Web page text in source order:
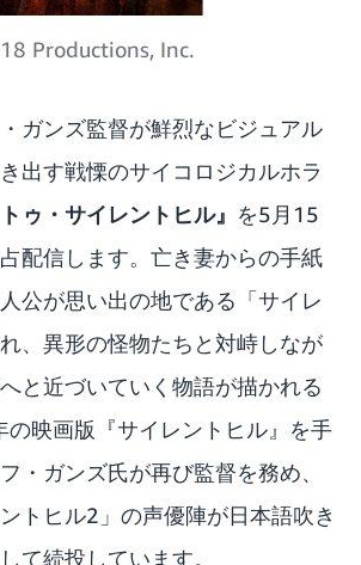
Productions, Inc.
ガンズ監督が鮮烈なビジュアル
出す戦慄のサイコロジカルホラ
ゥ・サイレントヒル』 を5月15
配信します。亡き妻からの手紙
公が思い出の地である「サイレ
、異形の怪物たちと対峙しなが
と近づいていく物語が描かれる
映画版『サイレントヒル』を手
・ガンズ氏が再び監督を務め、
トヒル2」の声優陣が日本語吹き
て続投しています。